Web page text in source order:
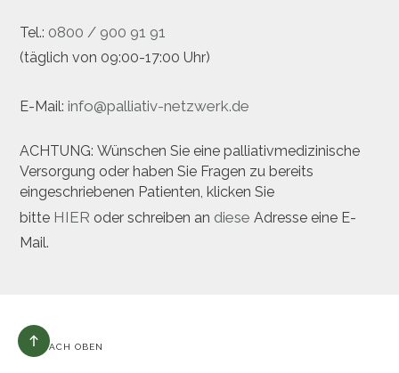
Tel.: 0800 / 900 91 91
(täglich von 09:00-17:00 Uhr)
E-Mail: info@palliativ-netzwerk.de
ACHTUNG: Wünschen Sie eine palliativmedizinische
Versorgung oder haben Sie Fragen zu bereits
eingeschriebenen Patienten, klicken Sie
bitte HIER oder schreiben an diese Adresse eine E-
Mail.
NACH OBEN